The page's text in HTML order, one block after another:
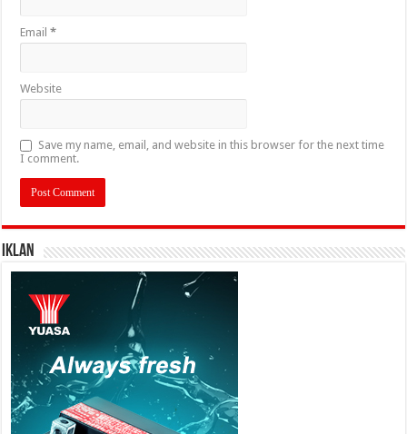
Email*
Website
Save my name, email, and website in this browser for the next time
I comment.
IKLAN